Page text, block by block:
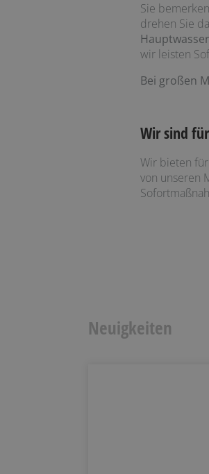
Sie
drehen Sie
wir leisten
Bei großen
Wir sind
Wir bieten
von unseren
Neuigkeiten